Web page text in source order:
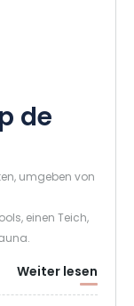
de
umgeben von
einen Teich,
Weiter lesen